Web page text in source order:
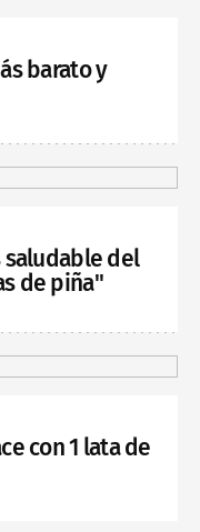
barato y
saludable del
de piña"
con 1 lata de